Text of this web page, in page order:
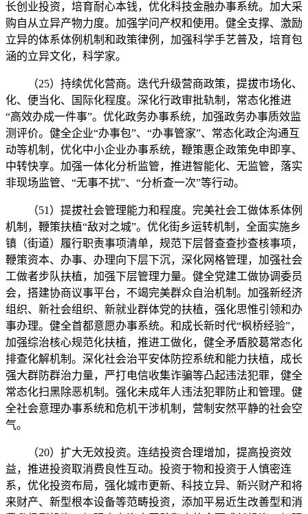
长创业投资，培育耐心本钱，优化科技金融办事系统。加大采
购自从立异产物力度。加强学问产权和使用。健全支撑、激励
立异的体系体例机制和政策律例，加强科学手艺普及，培育包
涵的立异文化，科学家。
（25）持续优化营商。迭代升级营商政策，提拔市场化、
化、便当化、国际化程度。深化行政审批轨制，常态化推进
“高效办成一件事”。优化政务办事系统，加强政务办事质效监
测评价。健全企业“办事包”、“办事管家”、常态化政企沟通互
动等机制，优化中小企业办事系统，鞭策惠企政策免申即享、
中转快享。加强一体化分析监管，推进智能化、无监管，落实
非现场监管、“无事不扰”、“分析查一次”等行动。
（51）提拔社会管理能力和程度。完美社会工做体系体例
机制，鞭策扶植“敌对之城”。优化街乡运转机制，全面实施乡
镇（街道）履行职责事项清单，规范下层督查查抄查核事项，
鞭策资本、办事、办理向下层下沉，深化网格管理，加强社会
工做者步队扶植，加强下层管理力量。健全党建工做协调委员
会，搭建协商议事平台，不竭完美群众自治机制。加强新经济
组织、新社会组织、新就业群体党的扶植，强化思惟引领和办
事办理。健全首都意愿办事系统。和成长新时代“枫桥经验”，
加强综治核心规范化扶植，推进工做化，健全矛盾胶葛常态化
排查化解机制。深化社会治平安体防控系统和能力扶植，成长
强大群防群治力量，严打电信收集诈骗等凸起违法犯罪，健全
常态化扫黑除恶机制。强化未成年人违法犯罪防止和管理。健
全社会意理办事系统和危机干涉机制，营制安然平静的社会空
气。
（20）扩大无效投资。连结投资合理增加，提高投资效
益，推进投资取消费良性互动。投资于物和投资于人慎密连
系，优化投资布局，强化城市更新、科技立异、新兴财产和将
来财产、新型根本设备等范畴投资，添加平易近生改善型和消